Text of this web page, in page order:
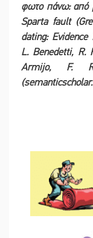
φωτο πάνω: από
Sparta fault
dating:
L. Benedetti, R.
Armijo, F.